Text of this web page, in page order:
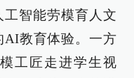
智能劳模育人文
AI教育体验。一方
工匠走进学生视